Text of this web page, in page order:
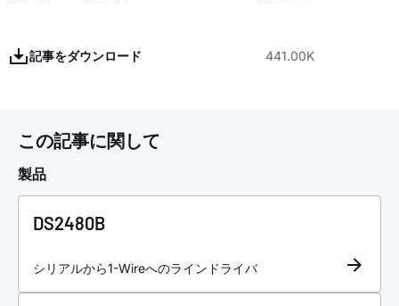
記事をダウンロード 441.00K
この記事に関して
製品
DS2480B
シリアルから1-Wireへのラインドライバ